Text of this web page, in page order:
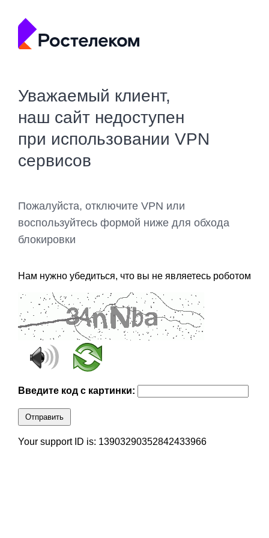
Уважаемый клиент,
наш сайт недоступен
при использовании VPN
сервисов
Пожалуйста, отключите VPN или
воспользуйтесь формой ниже для обхода
блокировки
Нам нужно убедиться, что вы не являетесь роботом
Введите код с картинки:
Отправить
Your support ID is: 13903290352842433966